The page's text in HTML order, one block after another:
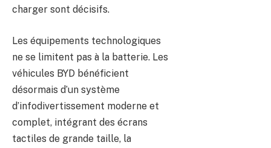
charger sont décisifs.
Les équipements technologiques
ne se limitent pas à la batterie. Les
véhicules BYD bénéficient
désormais d’un système
d’infodivertissement moderne et
complet, intégrant des écrans
tactiles de grande taille, la